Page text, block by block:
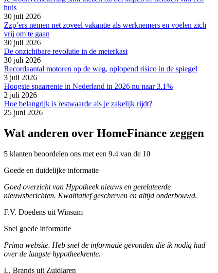
huis
30 juli 2026
Zzp’ers nemen net zoveel vakantie als werknemers en voelen zich
vrij om te gaan
30 juli 2026
De onzichtbare revolutie in de meterkast
30 juli 2026
Recordaantal motoren op de weg, oplopend risico in de spiegel
3 juli 2026
Hoogste spaarrente in Nederland in 2026 nu naar 3.1%
2 juli 2026
Hoe belangrijk is restwaarde als je zakelijk rijdt?
25 juni 2026
Wat anderen over HomeFinance zeggen
5 klanten beoordelen ons met een 9.4 van de 10
Goede en duidelijke informatie
Goed overzicht van Hypotheek nieuws en gerelateerde
nieuwsberichten. Kwalitatief geschreven en altijd onderbouwd.
F.V. Doedens uit Winsum
Snel goede informatie
Prima website. Heb snel de informatie gevonden die ik nodig had
over de laagste hypotheekrente.
L. Brands uit Zuidlaren